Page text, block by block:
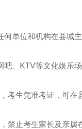
何单位和机构在县城
吧、KTV等文化娱乐场
考生凭准考证，可在
禁止考生家长及亲属